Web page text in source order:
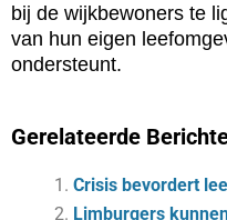
bij de wijkbewoners te
van hun eigen
ondersteunt.
Gerelateerde
Crisis bevordert
Limburgers